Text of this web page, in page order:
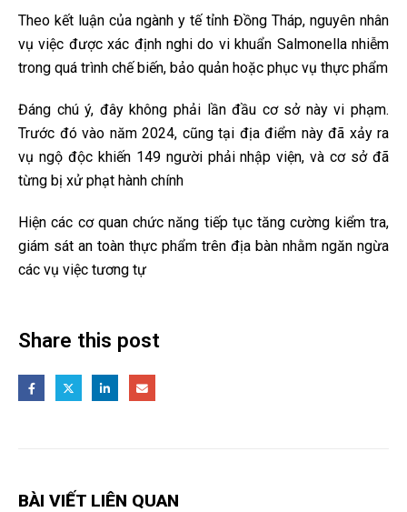
Theo kết luận của ngành y tế tỉnh Đồng Tháp, nguyên nhân
vụ việc được xác định nghi do vi khuẩn Salmonella nhiễm
trong quá trình chế biến, bảo quản hoặc phục vụ thực phẩm
Đáng chú ý, đây không phải lần đầu cơ sở này vi phạm.
Trước đó vào năm 2024, cũng tại địa điểm này đã xảy ra
vụ ngộ độc khiến 149 người phải nhập viện, và cơ sở đã
từng bị xử phạt hành chính
Hiện các cơ quan chức năng tiếp tục tăng cường kiểm tra,
giám sát an toàn thực phẩm trên địa bàn nhằm ngăn ngừa
các vụ việc tương tự
Share this post
BÀI VIẾT LIÊN QUAN